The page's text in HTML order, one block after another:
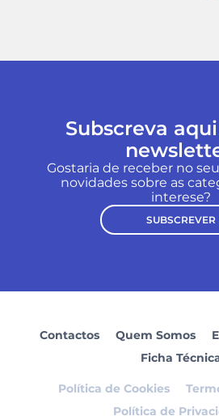
Subscreva
Gostaria de receber no
novidades sobre as
interese?
SUBSCREVER
Contactos Quem Somos
Ficha
Política de Cookies
Política de